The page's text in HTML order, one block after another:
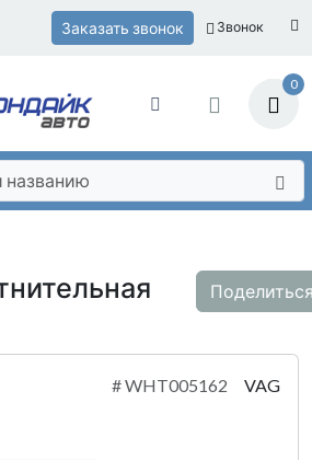
Заказать звонок Звонок
0
#WHT005162 VAG